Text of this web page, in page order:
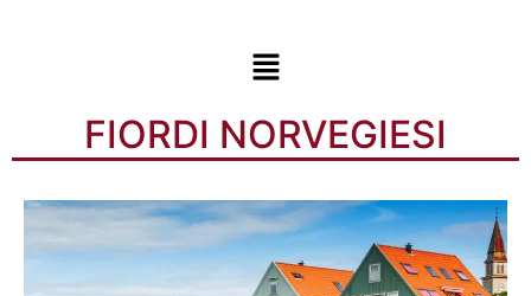
FIORDI NORVEGIESI